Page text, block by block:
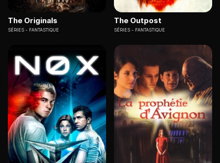
The Originals
SÉRIES FANTASTIQUE
The Outpost
SÉRIES FANTASTIQUE